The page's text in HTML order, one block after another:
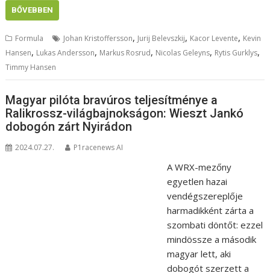
BŐVEBBEN
Formula Johan Kristoffersson, Jurij Belevszkij, Kacor Levente, Kevin
Hansen, Lukas Andersson, Markus Rosrud, Nicolas Geleyns, Rytis Gurklys,
Timmy Hansen
Magyar pilóta bravúros teljesítménye a
Ralikrossz-világbajnokságon: Wieszt Jankó
dobogón zárt Nyirádon
2024.07.27. P1racenews AI
A WRX-mezőny
egyetlen hazai
vendégszereplője
harmadikként zárta a
szombati döntőt: ezzel
mindössze a második
magyar lett, aki
dobogót szerzett a